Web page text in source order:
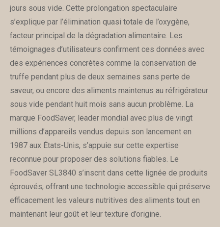
jours sous vide. Cette prolongation spectaculaire
s’explique par l’élimination quasi totale de l’oxygène,
facteur principal de la dégradation alimentaire. Les
témoignages d’utilisateurs confirment ces données avec
des expériences concrètes comme la conservation de
truffe pendant plus de deux semaines sans perte de
saveur, ou encore des aliments maintenus au réfrigérateur
sous vide pendant huit mois sans aucun problème. La
marque FoodSaver, leader mondial avec plus de vingt
millions d’appareils vendus depuis son lancement en
1987 aux États-Unis, s’appuie sur cette expertise
reconnue pour proposer des solutions fiables. Le
FoodSaver SL3840 s’inscrit dans cette lignée de produits
éprouvés, offrant une technologie accessible qui préserve
efficacement les valeurs nutritives des aliments tout en
maintenant leur goût et leur texture d’origine.